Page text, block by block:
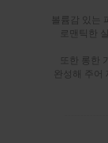
볼륨감 있는
로맨틱한
또한 롱한
완성해 주어